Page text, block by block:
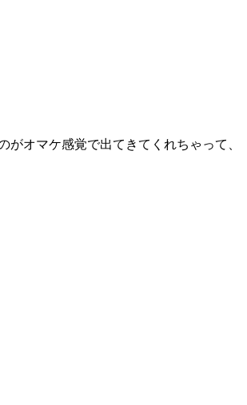
オマケ感覚で出てきてくれちゃって、